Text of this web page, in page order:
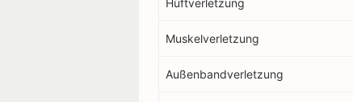
Hüftverletzung
Muskelverletzung
Außenbandverletzung